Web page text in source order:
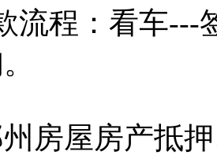
流程：看车---
房屋房产抵